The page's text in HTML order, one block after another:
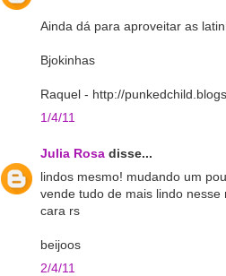
Ainda dá para aproveitar as
Bjokinhas
Raquel - http://
1/4/11
Julia Rosa disse...
lindos mesmo! mudando um
vende tudo de mais lindo
cara rs
beijoos
2/4/11